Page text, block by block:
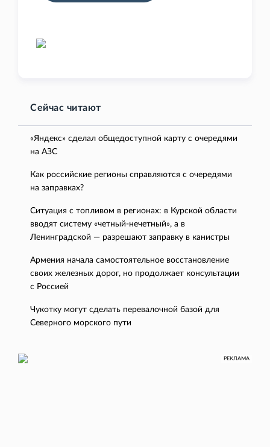
Сейчас читают
«Яндекс» сделал общедоступной карту с очередями
на АЗС
Как российские регионы справляются с очередями
на заправках?
Ситуация с топливом в регионах: в Курской области
вводят систему «четный-нечетный», а в
Ленинградской — разрешают заправку в канистры
Армения начала самостоятельное восстановление
своих железных дорог, но продолжает консультации
с Россией
Чукотку могут сделать перевалочной базой для
Северного морского пути
РЕКЛАМА